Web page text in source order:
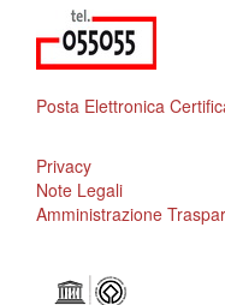
Posta Elettronica
Privacy
Note Legali
Amministrazione